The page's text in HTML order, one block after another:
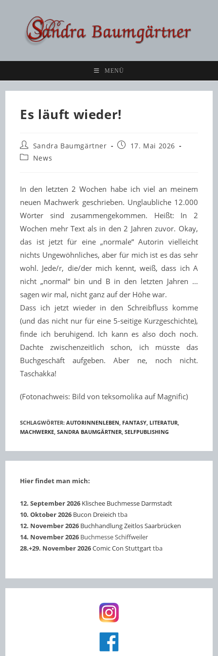
springen
MENÜ
Es läuft wieder!
Beitrags-
Autor:
Sandra Baumgärtner
Beitrag17. Mai 2026
Beitrags-
News
In den letzten 2 Wochen habe ich viel an meinem
neuen Machwerk geschrieben. Unglaubliche 12.000
Wörter sind zusammengekommen. Heißt: In 2
Wochen mehr Text als in den 2 Jahren zuvor. Okay,
das ist jetzt für eine „normale“ Autorin vielleicht
nichts Ungewöhnliches, aber für mich ist es das sehr
wohl. Jede/r, die/der mich kennt, weiß, dass ich A
nicht „normal“ bin und B in den letzten Jahren …
sagen wir mal, nicht ganz auf der Höhe war.
Dass ich jetzt wieder in den Schreibfluss komme
(und das nicht nur für eine 5-seitige Kurzgeschichte),
finde ich beruhigend. Ich kann es also doch noch.
Dachte zwischenzeitlich schon, ich müsste das
Buchgeschäft aufgeben. Aber ne, noch nicht.
Taschakka!
(Fotonachweis: Bild von teksomolika auf Magnific)
SCHLAGWÖRTER:AUTORINNENLEBEN, FANTASY, LITERATUR,
MACHWERKE, SANDRA BAUMGÄRTNER, SELFPUBLISHING
Hier findet man mich:
12. September 2026 Klischee Buchmesse Darmstadt
10. Oktober 2026 Bucon Dreieich tba
12. November 2026 Buchhandlung Zeitlos Saarbrücken
14. November 2026 Buchmesse Schiffweiler
28.+29. November 2026Comic Con Stuttgarttba